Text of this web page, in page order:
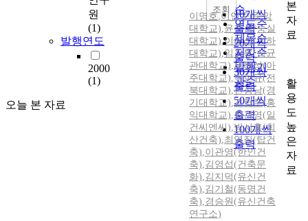
원
(1)
발행연도
2000
(1)
오늘 본 자료
순
연도순
제목순
저자순
발행기
관순
10개씩
출력
20개씩
출력
30개씩
출력
50개씩
출력
100개씩
출력
조회
이명호,이언구(중앙
대학교),윤춘섭(숭실
대학교),이문섭(인하
대학교),임창복(성균
관대학교),제해성(아
주대학교),박한규(전
북대학교),전성남(경
기대학교),김형우(홍
익대학교),최관영(일
건씨엔씨),박서홍(희
산건축),최영집(탑건
축),이관영(한인건
축),김영섭(건축문
화),김지덕(유신건
축),김기철(동명건
축),경승원(유신건축
연구소)
본
자
료
활
용
도
높
은
자
료